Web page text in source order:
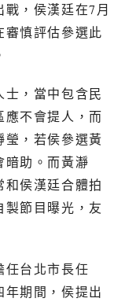
戰，侯漢廷在7月
審慎評估參選此
，當中包含民
應不會提人，而
瑩，若侯參選黃
暗助。而黃瀞
侯漢廷合體拍
節目曝光，友
任台北市長任
期間，侯提出